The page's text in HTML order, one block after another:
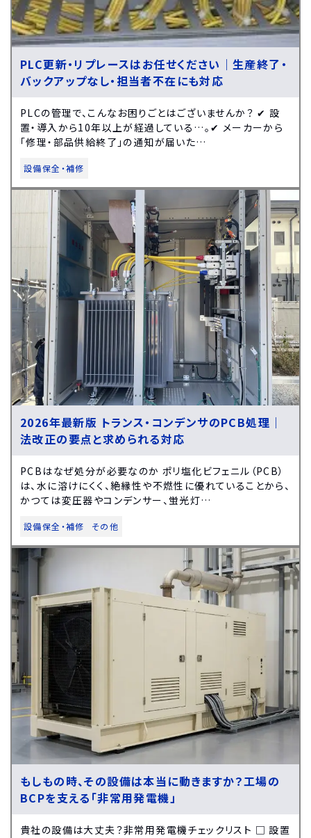
PLC更新・リプレースはお任せください｜生産終了・
バックアップなし・担当者不在にも対応
PLCの管理で、こんなお困りごとはございませんか？ ✔ 設
置・導入から10年以上が経過している…。✔ メーカーから
「修理・部品供給終了」の通知が届いた…
設備保全・補修
2026年最新版 トランス・コンデンサのPCB処理｜
法改正の要点と求められる対応
PCBはなぜ処分が必要なのか ポリ塩化ビフェニル（PCB）
は、水に溶けにくく、絶縁性や不燃性に優れていることから、
かつては変圧器やコンデンサー、蛍光灯…
設備保全・補修 その他
もしもの時、その設備は本当に動きますか？工場の
BCPを支える「非常用発電機」
貴社の設備は大丈夫？非常用発電機チェックリスト □ 設置